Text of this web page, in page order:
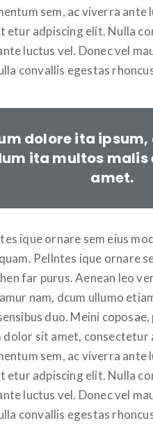
sem, ac viverra ante
etur adpiscing elit. Nulla
luctus vel. Donec vel
convallis egestas
dolore ita ipsum,
ita multos malis
amet.
ique ornare sem eius
Pellntes ique ornare
far purus. Aenean leo
nam, dcum ullumo
duo. Meini
sit amet,
sem, ac viverra ante
etur adpiscing elit. Nulla
luctus vel. Donec vel
convallis egestas